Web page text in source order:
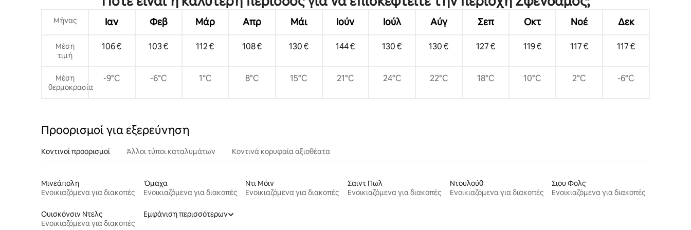
Μήνας Ιαν Φεβ Μάρ Απρ Μάι Ιούν Ιούλ Αύγ Σεπ Οκτ Νοέ Δεκ
Μέση
τιμή
106 € 103 € 112 € 108 € 130 € 144 € 130 € 130 € 127 € 119 € 117 € 117 €
Μέση
θερμοκρασία
-9°C -6°C 1°C 8°C 15°C 21°C 24°C 22°C 18°C 10°C 2°C -6°C
Προορισμοί για εξερεύνηση
Κοντινοί προορισμοί Άλλοι τύποι καταλυμάτων Κοντινά κορυφαία αξιοθέατα
Μινεάπολη
Ενοικιαζόμενα για διακοπές
Όμαχα
Ενοικιαζόμενα για διακοπές
Ντι Μόιν
Ενοικιαζόμενα για διακοπές
Σαιντ Πωλ
Ενοικιαζόμενα για διακοπές
Ντουλούθ
Ενοικιαζόμενα για διακοπές
Σιου Φολς
Ενοικιαζόμενα για διακοπές
Ουισκόνσιν Ντελς
Ενοικιαζόμενα για διακοπές
Εμφάνιση περισσότερων